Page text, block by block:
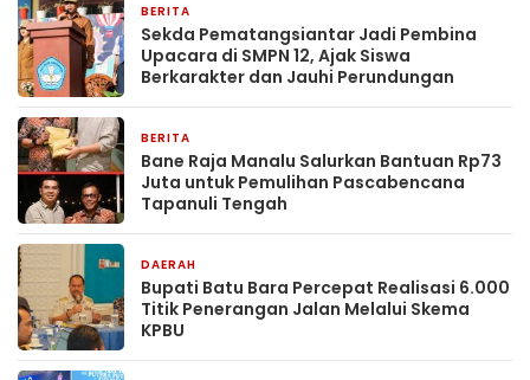
BERITA
Sekda Pematangsiantar Jadi Pembina
Upacara di SMPN 12, Ajak Siswa
Berkarakter dan Jauhi Perundungan
BERITA
Bane Raja Manalu Salurkan Bantuan Rp73
Juta untuk Pemulihan Pascabencana
Tapanuli Tengah
DAERAH
Bupati Batu Bara Percepat Realisasi 6.000
Titik Penerangan Jalan Melalui Skema
KPBU